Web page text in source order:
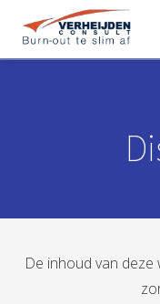
De inhoud van